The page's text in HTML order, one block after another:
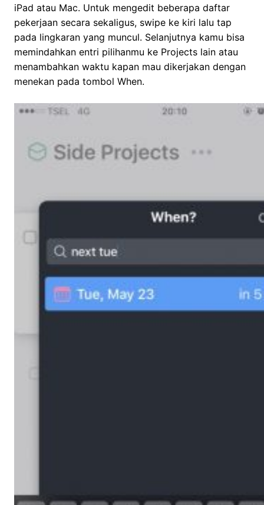
iPad atau Mac. Untuk mengedit beberapa daftar
pekerjaan secara sekaligus, swipe ke kiri lalu tap
pada lingkaran yang muncul. Selanjutnya kamu bisa
memindahkan entri pilihanmu ke Projects lain atau
menambahkan waktu kapan mau dikerjakan dengan
menekan pada tombol When.